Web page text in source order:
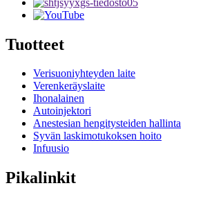
Tuotteet
Verisuoniyhteyden laite
Verenkeräyslaite
Ihonalainen
Autoinjektori
Anestesian hengitysteiden hallinta
Syvän laskimotukoksen hoito
Infuusio
Pikalinkit